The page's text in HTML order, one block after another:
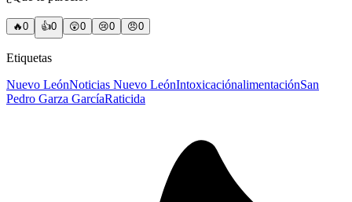
🔥0 👍0 😲0 😢0 😠0
Etiquetas
Nuevo LeónNoticias Nuevo LeónIntoxicaciónalimentaciónSan
Pedro Garza GarcíaRaticida